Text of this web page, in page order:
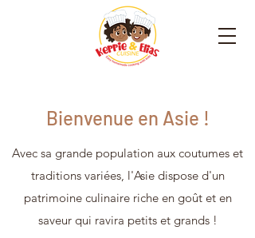
Bienvenue en Asie !
Avec sa grande population aux coutumes et
traditions variées, l'Asie dispose d'un
patrimoine culinaire riche en goût et en
saveur qui ravira petits et grands !